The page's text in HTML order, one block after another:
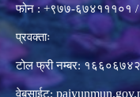
फोन : +९७७-६७४१११०१
प्रवक्ताः
टोल फ्री नम्बर:
वेबसाईट: